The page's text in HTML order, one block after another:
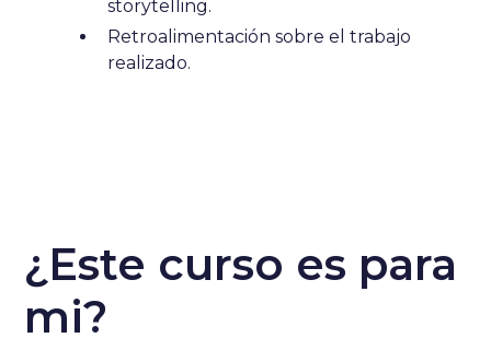
storytelling.
Retroalimentación sobre el trabajo
realizado.
¿Este curso es para
mi?